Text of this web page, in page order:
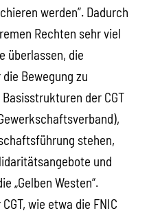
werden”. Dadurch
Rechten sehr viel
überlassen, die
Bewegung zu
der CGT
stehen,
und
„Gelben Westen“.
wie etwa die FNIC